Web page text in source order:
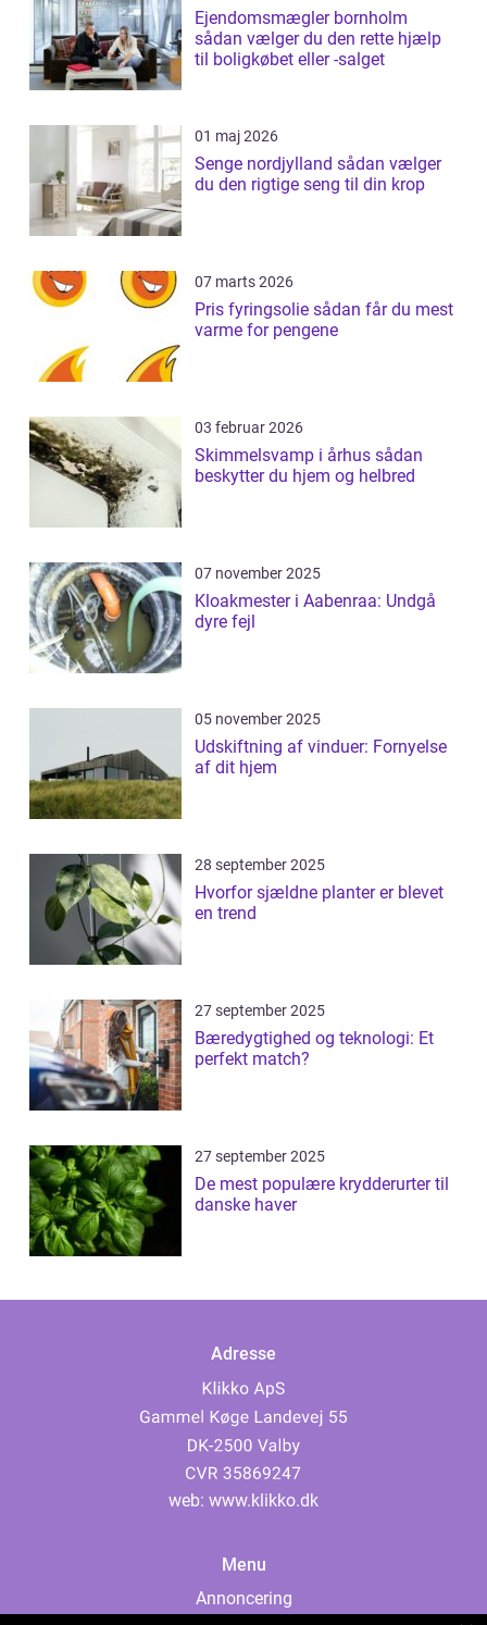
Ejendomsmægler bornholm
sådan vælger du den rette hjælp
til boligkøbet eller -salget
01 maj 2026
Senge nordjylland sådan vælger
du den rigtige seng til din krop
07 marts 2026
Pris fyringsolie sådan får du mest
varme for pengene
03 februar 2026
Skimmelsvamp i århus sådan
beskytter du hjem og helbred
07 november 2025
Kloakmester i Aabenraa: Undgå
dyre fejl
05 november 2025
Udskiftning af vinduer: Fornyelse
af dit hjem
28 september 2025
Hvorfor sjældne planter er blevet
en trend
27 september 2025
Bæredygtighed og teknologi: Et
perfekt match?
27 september 2025
De mest populære krydderurter til
danske haver
Adresse
web: www.klikko.dk
Menu
Annoncering